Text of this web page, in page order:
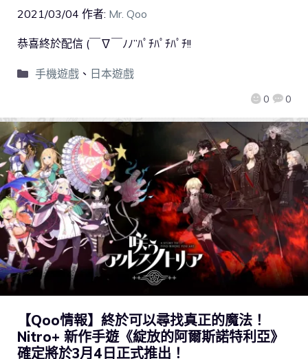
2021/03/04 作者: Mr. Qoo
0 0
恭喜終於配信 (￣∇￣ﾉﾉ”ﾊﾟﾁﾊﾟﾁﾊﾟﾁ!!
手機遊戲、 日本遊戲
【Qoo情報】終於可以尋找真正的魔法！
Nitro+ 新作手遊《綻放的阿爾斯諾特利亞》
確定將於3月4日正式推出！